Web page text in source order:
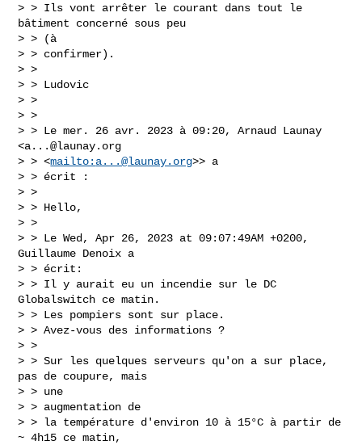
> > Ils vont arrêter le courant dans tout le
bâtiment concerné sous peu
> > (à
> > confirmer).
> >
> > Ludovic
> >
> >
> > Le mer. 26 avr. 2023 à 09:20, Arnaud Launay
<a...@launay.org
> > <mailto: a...@launay.org>> a
> > écrit :
> >
> > Hello,
> >
> > Le Wed, Apr 26, 2023 at 09:07:49AM +0200,
Guillaume Denoix a
> > écrit:
> > Il y aurait eu un incendie sur le DC
Globalswitch ce matin.
> > Les pompiers sont sur place.
> > Avez-vous des informations ?
> >
> > Sur les quelques serveurs qu'on a sur place,
pas de coupure, mais
> > une
> > augmentation de
> > la température d'environ 10 à 15°C à partir de
~ 4h15 ce matin,